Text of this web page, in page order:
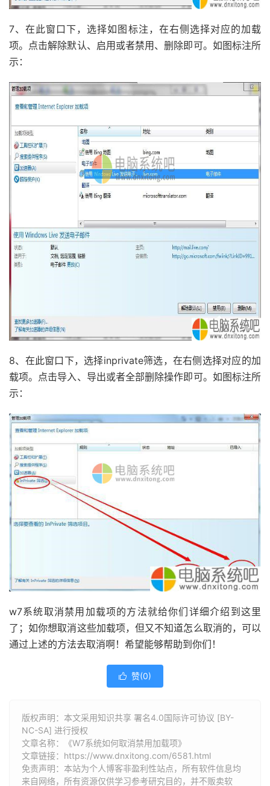
7、在此窗口下，选择如图标注，在右侧选择对应的加载
项。点击解除默认、启用或者禁用、删除即可。如图标注所
示：
8、在此窗口下，选择inprivate筛选，在右侧选择对应的加
载项。点击导入、导出或者全部删除操作即可。如图标注所
示：
w7系统取消禁用加载项的方法就给你们详细介绍到这里
了；如你想取消这些加载项，但又不知道怎么取消的，可以
通过上述的方法去取消啊！希望能够帮助到你们！
 赞(0)
版权声明：本文采用知识共享 署名4.0国际许可协议 [BY-
NC-SA] 进行授权
文章名称：《W7系统如何取消禁用加载项》
文章链接： https://www.dnxitong.com/6581.html
免责声明：本站为个人博客非盈利性站点，所有软件信息均
来自网络，所有资源仅供学习参考研究目的，并不贩卖软